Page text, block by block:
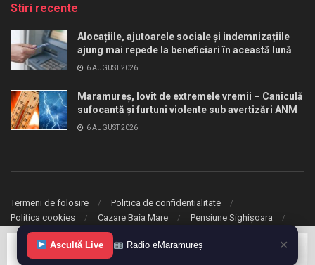
Stiri recente
Alocațiile, ajutoarele sociale și indemnizațiile
ajung mai repede la beneficiari în această lună
6 AUGUST 2026
Maramureș, lovit de extremele vremii – Caniculă
sufocantă și furtuni violente sub avertizări ANM
6 AUGUST 2026
Termeni de folosire
Politica de confidentialitate
Politica cookies
Cazare Baia Mare Pensiune Sighișoara
© 2020 eMaramures. Toate drepturile rezervate.
Ascultă Live Radio eMaramureș ✕